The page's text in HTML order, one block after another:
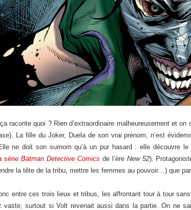
raconte quoi ? Rien d’extraordinaire malheureusement et
La fille du Joker, Duela de son vrai prénom, n’est
ne doit son surnom qu’à un pur hasard : elle découvre
série Batman Detective Comics de l’ère New 52).
la tête de la tribu, mettre les femmes au pouvoir…) que
entre ces trois lieux et tribus, les affrontant tour à tour
vaste, surtout si Volt revenait aussi dans la partie. On ne